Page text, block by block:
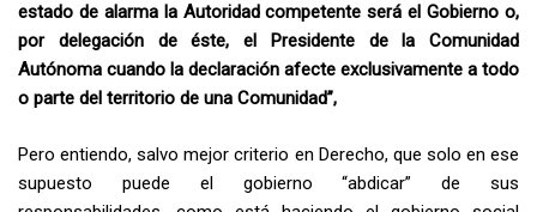
estado de alarma la Autoridad competente será el Gobierno o,
por delegación de éste, el Presidente de la Comunidad
Autónoma cuando la declaración afecte exclusivamente a todo
o parte del territorio de una Comunidad”,
Pero entiendo, salvo mejor criterio en Derecho, que solo en ese
supuesto puede el gobierno “abdicar” de sus